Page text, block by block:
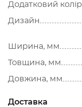
Додатковий колір
Дизайн
Ширина, мм
Товщина, мм
Довжина, мм
Доставка